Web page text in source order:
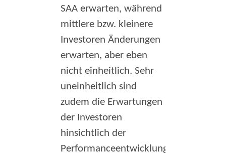
SAA erwarten, während
mittlere bzw. kleinere
Investoren Änderungen
erwarten, aber eben
nicht einheitlich. Sehr
uneinheitlich sind
zudem die Erwartungen
der Investoren
hinsichtlich der
Performanceentwicklung